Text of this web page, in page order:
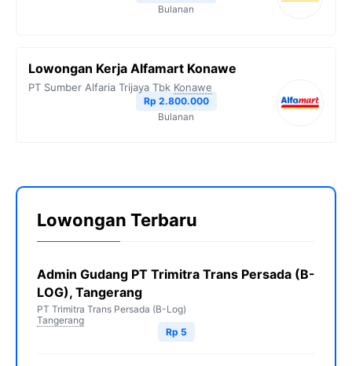
Bulanan
Lowongan Kerja Alfamart Konawe
PT Sumber Alfaria Trijaya Tbk Konawe
Rp 2.800.000
Bulanan
Lowongan Terbaru
Admin Gudang PT Trimitra Trans Persada (B-
LOG), Tangerang
PT Trimitra Trans Persada (B-Log)
Tangerang
Rp 5